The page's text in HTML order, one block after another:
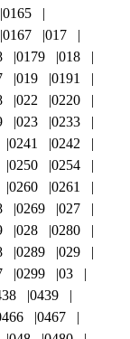
0165
0167
017
0179
018
019
0191
022
0220
023
0233
0241
0242
0250
0254
0260
0261
0269
027
028
0280
0289
029
0299
03
0439
0467